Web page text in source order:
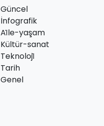
Güncel
İnfografik
Ai̇le-yaşam
Kültür-sanat
Teknoloji̇
Tarih
Genel